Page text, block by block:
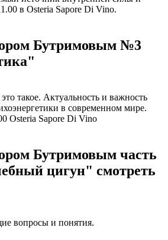
в Osteria Sapore Di Vino.
Бутримовым №3
такое. Актуальность и важность
в современном мире.
Osteria Sapore Di Vino
Бутримовым часть
цигун" смотреть
вопросы и понятия.